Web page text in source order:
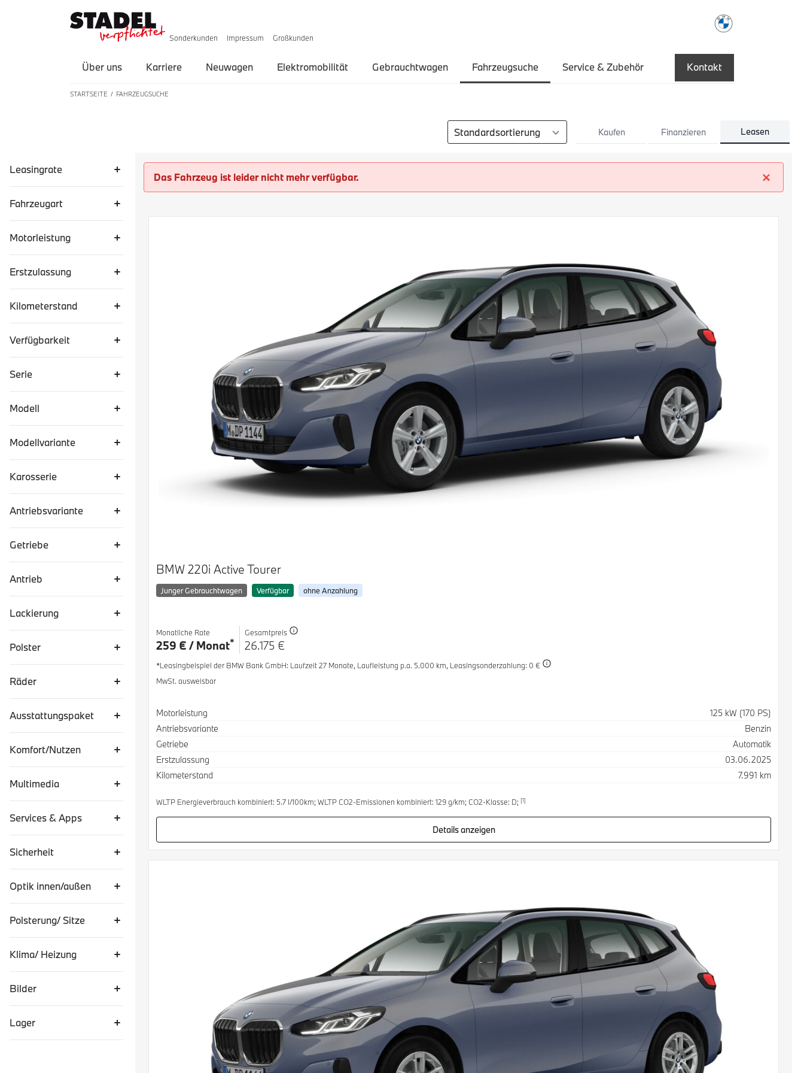
Sonderkunden Impressum Großkunden
Über uns Karriere Neuwagen Elektromobilität Gebrauchtwagen Fahrzeugsuche Service & Zubehör Kontakt
STARTSEITE FAHRZEUGSUCHE
Sortierung auswählen Kaufen Finanzieren Leasen
Leasingrate
Fahrzeugart
Motorleistung
Erstzulassung
Kilometerstand
Verfügbarkeit
Serie
Modell
Modellvariante
Karosserie
Antriebsvariante
Getriebe
Antrieb
Lackierung
Polster
Räder
Ausstattungspaket
Komfort/Nutzen
Multimedia
Services & Apps
Sicherheit
Optik innen/außen
Polsterung/ Sitze
Klima/ Heizung
Bilder
Lager
Das Fahrzeug ist leider nicht mehr verfügbar.
BMW 220i Active Tourer
Junger Gebrauchtwagen Verfügbar ohne Anzahlung
Monatliche Rate
259 € / Monat*
Gesamtpreis
26.175 €
*Leasingbeispiel der BMW Bank GmbH: Laufzeit 27 Monate, Laufleistung p.a. 5.000 km, Leasingsonderzahlung: 0 €
MwSt. ausweisbar
Spezifikation
Motorleistung
125 kW (170 PS)
Antriebsvariante
Benzin
Getriebe
Automatik
Erstzulassung
03.06.2025
Kilometerstand
7.991 km
WLTP Energieverbrauch kombiniert: 5.7 l/100km; WLTP CO2-Emissionen kombiniert: 129 g/km; CO2-Klasse: D; [1]
Details anzeigen